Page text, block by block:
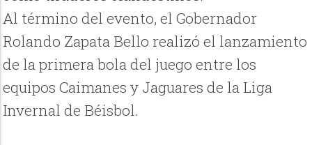
Al término del evento, el Gobernador
Rolando Zapata Bello realizó el lanzamiento
de la primera bola del juego entre los
equipos Caimanes y Jaguares de la Liga
Invernal de Béisbol.